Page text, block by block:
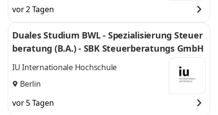
vor 2 Tagen
Duales Studium BWL - Spezialisierung Steuer
beratung (B.A.) - SBK Steuerberatungs GmbH
IU Internationale Hochschule
Berlin
vor 5 Tagen